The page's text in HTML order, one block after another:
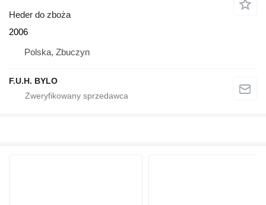
Heder do zboża
2006
Polska, Zbuczyn
F.U.H. BYLO